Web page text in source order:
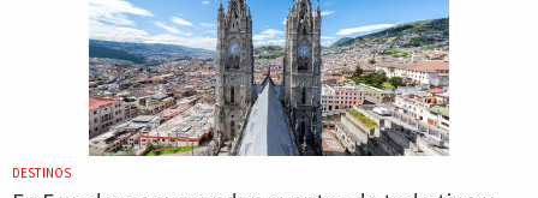
DESTINOS